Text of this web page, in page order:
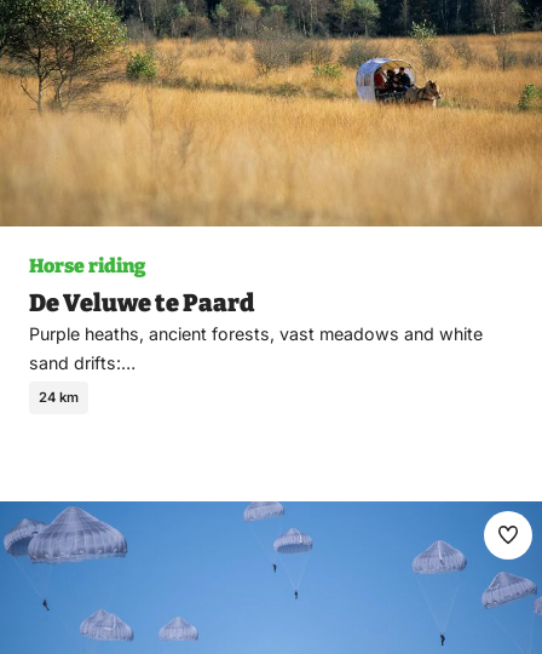
Horse riding
De Veluwe te Paard
Purple heaths, ancient forests, vast meadows and white
sand drifts:…
24 km